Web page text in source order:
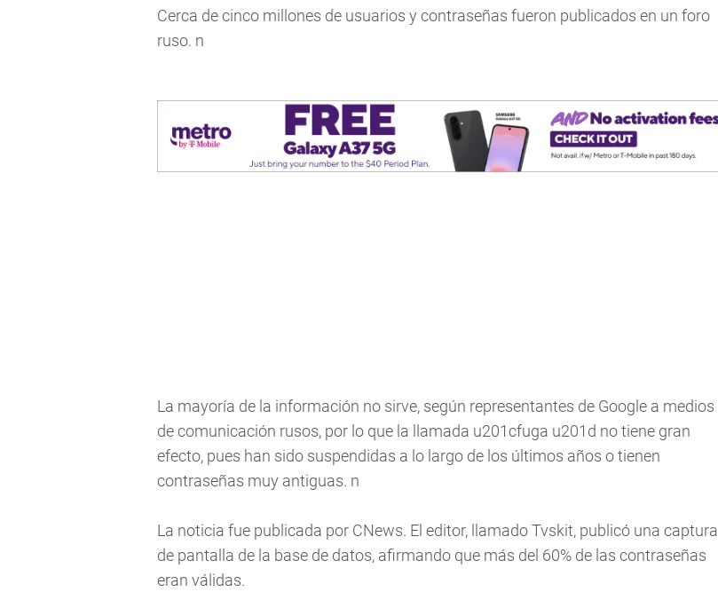
Cerca de cinco millones de usuarios y contraseñas fueron publicados en un foro
ruso. n
La mayoría de la información no sirve, según representantes de Google a medios
de comunicación rusos, por lo que la llamada u201cfuga u201d no tiene gran
efecto, pues han sido suspendidas a lo largo de los últimos años o tienen
contraseñas muy antiguas. n
La noticia fue publicada por CNews. El editor, llamado Tvskit, publicó una captura
de pantalla de la base de datos, afirmando que más del 60% de las contraseñas
eran válidas.